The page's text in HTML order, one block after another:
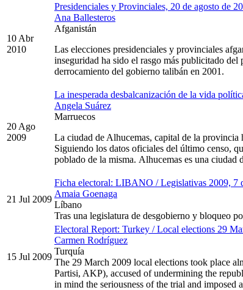
10 Abr
2010
Presidenciales y Provinciales, 20 de agosto de
Ana Ballesteros
Afganistán
Las elecciones presidenciales y provinciales
inseguridad ha sido el rasgo más publicitado del
derrocamiento del gobierno talibán en 2001.
20 Ago
2009
La inesperada desbalcanización de la vida
Angela Suárez
Marruecos
La ciudad de Alhucemas, capital de la provincia
Siguiendo los datos oficiales del último censo,
poblado de la misma. Alhucemas es una ciudad
21 Jul 2009
Ficha electoral: LIBANO / Legislativas 2009, 7
Amaia Goenaga
Líbano
Tras una legislatura de desgobierno y bloqueo
15 Jul 2009
Electoral Report: Turkey / Local elections 29
Carmen Rodríguez
Turquía
The 29 March 2009 local elections took place
Partisi, AKP), accused of undermining the
in mind the seriousness of the trial and imposed